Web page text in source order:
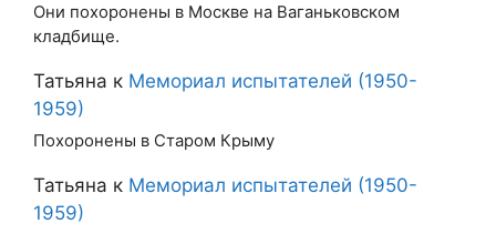
Они похоронены в Москве на Ваганьковском
кладбище.
Татьяна к Мемориал испытателей (1950-
1959)
Похоронены в Старом Крыму
Татьяна к Мемориал испытателей (1950-
1959)